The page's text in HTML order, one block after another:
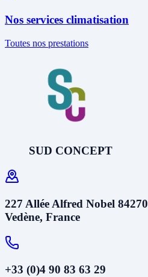
Nos services climatisation
Toutes nos prestations
SUD CONCEPT
227 Allée Alfred Nobel 84270
Vedène, France
+33 (0)4 90 83 63 29